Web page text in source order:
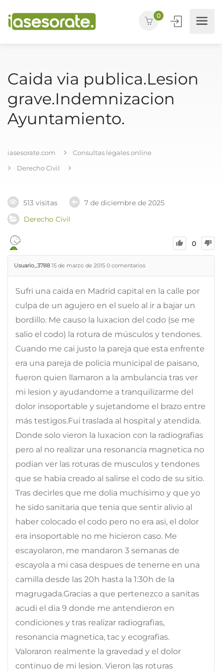
0
Caida via publica.Lesion
grave.Indemnizacion
Ayuntamiento.
iasesorate.com
Consultas legales online
Derecho Civil
513 visitas
7 de diciembre de 2025
Derecho Civil
0
Usuario_3788 15 de marzo de 2015 0 comentarios
Sufri una caida en Madrid capital en la calle por
culpa de un agujero en el suelo al ir a bajar un
bordillo. Me causo la luxacion del codo (se me
salio el codo) la rotura de músculos y tendones.
Cuando me cai justo la pareja que esta enfrente
era una pareja de policia municipal de paisano,
fueron quien llamaron a la ambulancia tras ver
mi lesion y ayudandome a tranquilizarme del
dolor insoportable y sujetandome el brazo entre
más testigos.Fui traslada al hospital y atendida.
Donde solo vieron la luxacion con la radiografias
pero al no realizar una resonancia magnetica no
podian ver las roturas de musculos y tendones
que se habia creado al salirse el codo de su sitio.
Tras decirles que me dolia muchisimo y que yo
he sido sanitaria que tenia que sentir alivio al
haber colocado el codo pero no era asi, el dolor
era insoportable no me hicieron caso. Me
escayolaron, me mandaron 3 semanas de
escayola a mi casa despues de tenerne en una
camilla desde las 20h hasta la 1:30h de la
magrugada.Gracias a que pertenezco a sanitas
acudi el dia 9 donde me antendieron en
condiciones y tras realizar radiografias,
resonancia magnetica, tac y ecografias.
Valoraron realmente la gravedad y el dolor
continuo de mi lesion. Vieron las roturas